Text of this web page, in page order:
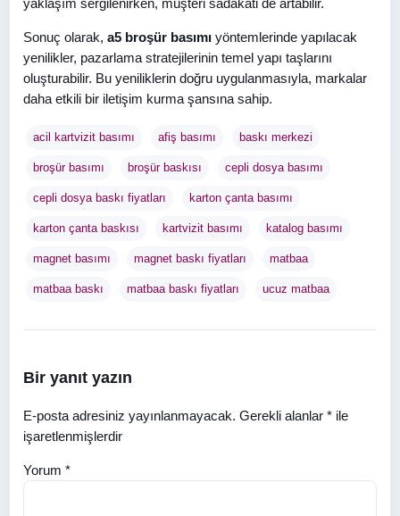
yaklaşım sergilenirken, müşteri sadakati de artabilir.
Sonuç olarak, a5 broşür basımı yöntemlerinde yapılacak
yenilikler, pazarlama stratejilerinin temel yapı taşlarını
oluşturabilir. Bu yeniliklerin doğru uygulanmasıyla, markalar
daha etkili bir iletişim kurma şansına sahip.
acil kartvizit basımı afiş basımı baskı merkezi
broşür basımı broşür baskısı cepli dosya basımı
cepli dosya baskı fiyatları karton çanta basımı
karton çanta baskısı kartvizit basımı katalog basımı
magnet basımı magnet baskı fiyatları matbaa
matbaa baskı matbaa baskı fiyatları ucuz matbaa
Bir yanıt yazın
E-posta adresiniz yayınlanmayacak. Gerekli alanlar * ile
işaretlenmişlerdir
Yorum *